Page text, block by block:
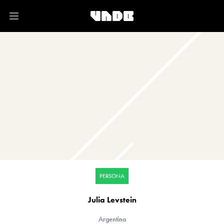
Open main menu
PERSONA
Julia Levstein
Argentina